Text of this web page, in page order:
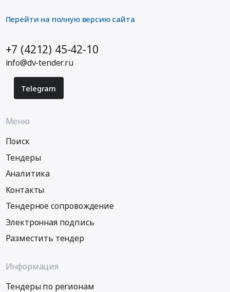
Перейти на полную версию сайта
+7 (4212) 45-42-10
info@dv-tender.ru
Telegram
Меню
Поиск
Тендеры
Аналитика
Контакты
Тендерное сопровождение
Электронная подпись
Разместить тендер
Информация
Тендеры по регионам